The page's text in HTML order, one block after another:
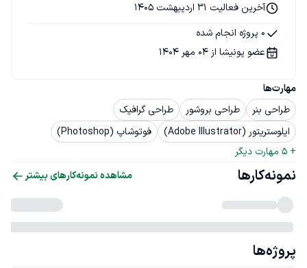
مهارت‌ها
طراحی بنر
طراحی بروشور
طراحی گرافیک
ایلوستریتور (Adobe Illustrator)
فوتوشاپ (Photoshop)
+
5 مهارت دیگر
آخرین فعالیت 31 اردیبهشت 1405
0 پروژه انجام شده
عضو پونیشا از 04 مهر 1404
نمونه‌کارها مشاهده نمونه‌کارهای بیشتر
پروژه‌ها